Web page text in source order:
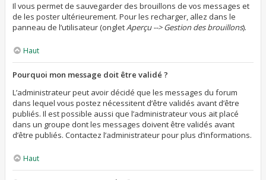
Il vous permet de sauvegarder des brouillons de vos messages et
de les poster ultérieurement. Pour les recharger, allez dans le
panneau de l’utilisateur (ongletAperçu --> Gestion des brouillons).
Haut
Pourquoi mon message doit être validé ?
L’administrateur peut avoir décidé que les messages du forum
dans lequel vous postez nécessitent d’être validés avant d’être
publiés. Il est possible aussi que l’administrateur vous ait placé
dans un groupe dont les messages doivent être validés avant
d’être publiés. Contactez l’administrateur pour plus d’informations.
Haut